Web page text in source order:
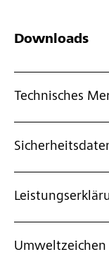
Downloads
Technisches
Umweltzeichen